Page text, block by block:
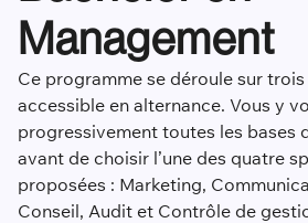
Management
Ce programme se déroule sur
accessible en alternance. Vous y
progressivement toutes les bases
avant de choisir l’une des quatre
proposées : Marketing,
Conseil, Audit et Contrôle de